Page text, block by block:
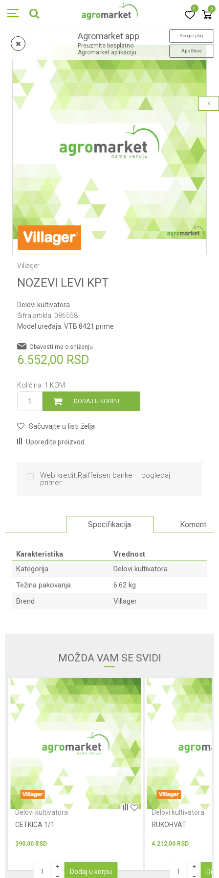
0 0
Agromarket app
Preuzmite besplatno
Agromarket aplikaciju
Google play
App Store
Villager
NOZEVI LEVI KPT
Delovi kultivatora
Šifra artikla: 086558
Model uređaja: VTB 8421 prime
6.552,00 RSD
Obavesti me o sniženju
Količina: 1 KOM
DODAJ U KORPU
Sačuvajte u listi želja
Uporedite proizvod
Web kredit Raiffeisen banke – pogledaj
primer
Specifikacija Komentari
Karakteristika
Vrednost
Kategorija
Delovi kultivatora
Težina pakovanja
6.62 kg
Brend
Villager
Poruka
POŠALJI
MOŽDA VAM SE SVIDI
Delovi kultivatora
CETKICA 1/1
390,00 RSD
Dodaj u korpu
Delovi kultivatora
RUKOHVAT
4.212,00 RSD